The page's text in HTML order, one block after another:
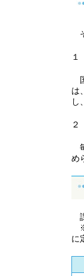
１
は
し
２
め
※
に